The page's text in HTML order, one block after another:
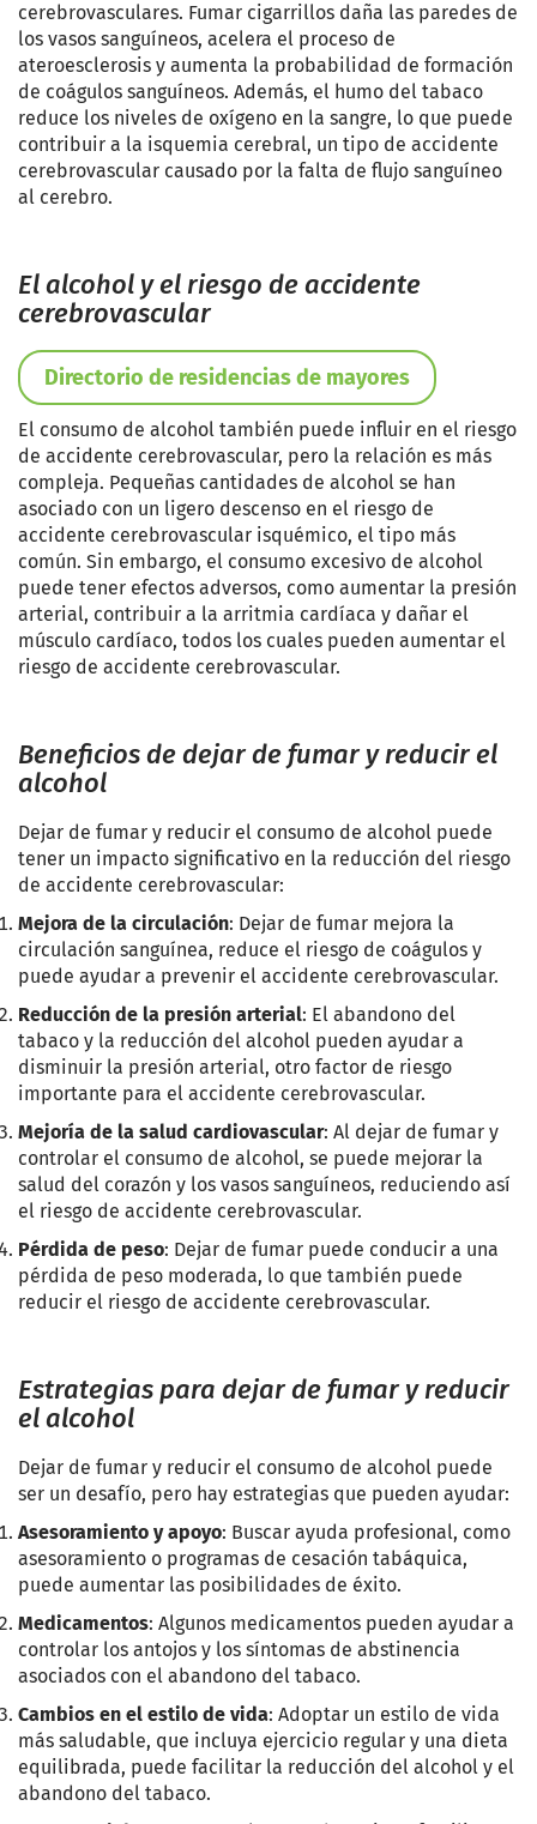
cerebrovasculares. Fumar cigarrillos daña las paredes de
los vasos sanguíneos, acelera el proceso de
ateroesclerosis y aumenta la probabilidad de formación
de coágulos sanguíneos. Además, el humo del tabaco
reduce los niveles de oxígeno en la sangre, lo que puede
contribuir a la isquemia cerebral, un tipo de accidente
cerebrovascular causado por la falta de flujo sanguíneo
al cerebro.
El alcohol y el riesgo de accidente
cerebrovascular
Directorio de residencias de mayores
El consumo de alcohol también puede influir en el riesgo
de accidente cerebrovascular, pero la relación es más
compleja. Pequeñas cantidades de alcohol se han
asociado con un ligero descenso en el riesgo de
accidente cerebrovascular isquémico, el tipo más
común. Sin embargo, el consumo excesivo de alcohol
puede tener efectos adversos, como aumentar la presión
arterial, contribuir a la arritmia cardíaca y dañar el
músculo cardíaco, todos los cuales pueden aumentar el
riesgo de accidente cerebrovascular.
Beneficios de dejar de fumar y reducir el
alcohol
Dejar de fumar y reducir el consumo de alcohol puede
tener un impacto significativo en la reducción del riesgo
de accidente cerebrovascular:
Mejora de la circulación: Dejar de fumar mejora la
circulación sanguínea, reduce el riesgo de coágulos y
puede ayudar a prevenir el accidente cerebrovascular.
Reducción de la presión arterial: El abandono del
tabaco y la reducción del alcohol pueden ayudar a
disminuir la presión arterial, otro factor de riesgo
importante para el accidente cerebrovascular.
Mejoría de la salud cardiovascular: Al dejar de fumar y
controlar el consumo de alcohol, se puede mejorar la
salud del corazón y los vasos sanguíneos, reduciendo así
el riesgo de accidente cerebrovascular.
Pérdida de peso: Dejar de fumar puede conducir a una
pérdida de peso moderada, lo que también puede
reducir el riesgo de accidente cerebrovascular.
Estrategias para dejar de fumar y reducir
el alcohol
Dejar de fumar y reducir el consumo de alcohol puede
ser un desafío, pero hay estrategias que pueden ayudar:
Asesoramiento y apoyo: Buscar ayuda profesional, como
asesoramiento o programas de cesación tabáquica,
puede aumentar las posibilidades de éxito.
Medicamentos: Algunos medicamentos pueden ayudar a
controlar los antojos y los síntomas de abstinencia
asociados con el abandono del tabaco.
Cambios en el estilo de vida: Adoptar un estilo de vida
más saludable, que incluya ejercicio regular y una dieta
equilibrada, puede facilitar la reducción del alcohol y el
abandono del tabaco.